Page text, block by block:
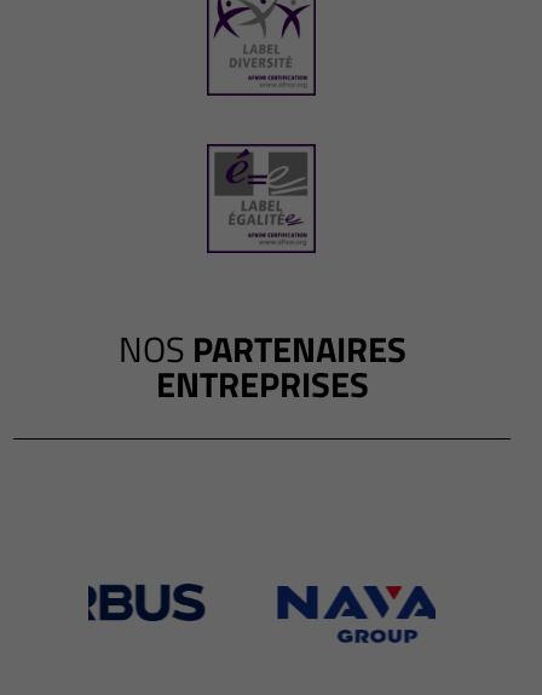
NOS PARTENAIRES
ENTREPRISES